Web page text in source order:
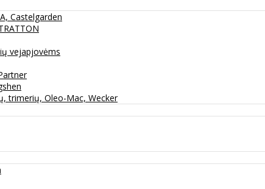
Castelgarden
vejapjovėms
trimerių, Oleo-Mac, Wecker